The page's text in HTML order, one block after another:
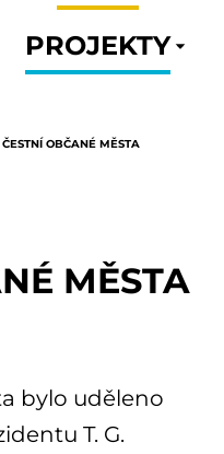
PROJEKTY
ČESTNÍ OBČANÉ MĚSTA
MĚSTA
bylo uděleno
T. G.